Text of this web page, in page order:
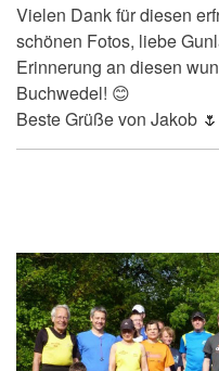
Vielen Dank für diesen
schönen Fotos, liebe
Erinnerung an diesen
Buchwedel! 😊
Beste Grüße von Jakob 🌷